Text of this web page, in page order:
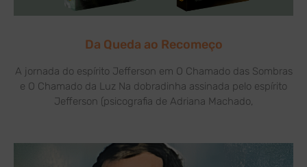
Da Queda ao Recomeço
A jornada do espírito Jefferson em O Chamado das Sombras
e O Chamado da Luz Na dobradinha assinada pelo espírito
Jefferson (psicografia de Adriana Machado,